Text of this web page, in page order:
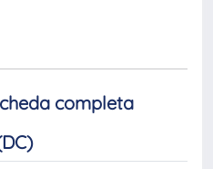
completa